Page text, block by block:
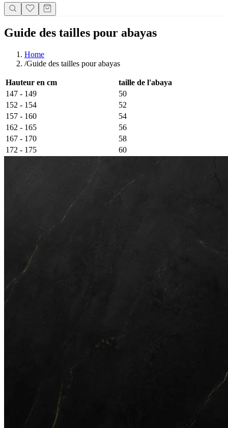
Guide des tailles pour abayas
Home
/Guide des tailles pour abayas
Hauteur en cm
taille de l'abaya
147 - 149
50
152 - 154
52
157 - 160
54
162 - 165
56
167 - 170
58
172 - 175
60